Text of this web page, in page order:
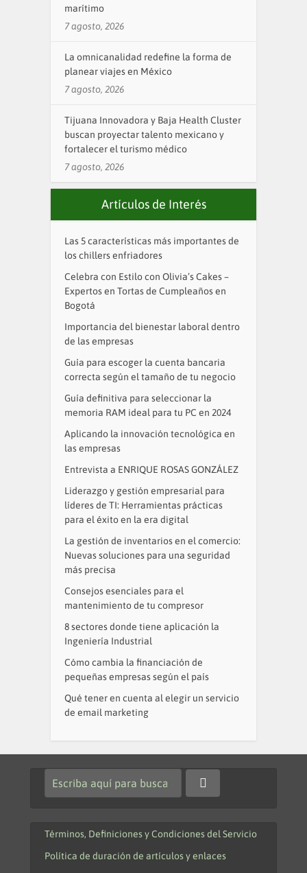
marítimo
7 agosto, 2026
La omnicanalidad redefine la forma de
planear viajes en México
7 agosto, 2026
Tijuana Innovadora y Baja Health Cluster
buscan proyectar talento mexicano y
fortalecer el turismo médico
7 agosto, 2026
Artículos de Interés
Las 5 características más importantes de
los chillers enfriadores
Celebra con Estilo con Olivia’s Cakes –
Expertos en Tortas de Cumpleaños en
Bogotá
Importancia del bienestar laboral dentro
de las empresas
Guía para escoger la cuenta bancaria
correcta según el tamaño de tu negocio
Guía definitiva para seleccionar la
memoria RAM ideal para tu PC en 2024
Aplicando la innovación tecnológica en
las empresas
Entrevista a ENRIQUE ROSAS GONZÁLEZ
Liderazgo y gestión empresarial para
líderes de TI: Herramientas prácticas
para el éxito en la era digital
La gestión de inventarios en el comercio:
Nuevas soluciones para una seguridad
más precisa
Consejos esenciales para el
mantenimiento de tu compresor
8 sectores donde tiene aplicación la
Ingeniería Industrial
Cómo cambia la financiación de
pequeñas empresas según el país
Qué tener en cuenta al elegir un servicio
de email marketing
Términos, Definiciones y Condiciones del Servicio
Política de duración de artículos y enlaces